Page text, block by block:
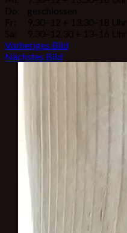
Do:
Fr:
Sa:
geschlossen
9.30–12 + 13.30–18 Uhr
9.30–12.30 + 13–16 Uhr
Vorheriges Bild
Nächstes Bild